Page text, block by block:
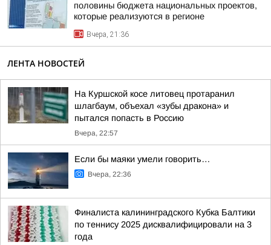
половины бюджета национальных проектов,
которые реализуются в регионе
Вчера, 21:36
ЛЕНТА НОВОСТЕЙ
На Куршской косе литовец протаранил
шлагбаум, объехал «зубы дракона» и
пытался попасть в Россию
Вчера, 22:57
Если бы маяки умели говорить…
Вчера, 22:36
Финалиста калининградского Кубка Балтики
по теннису 2025 дисквалифицировали на 3
года